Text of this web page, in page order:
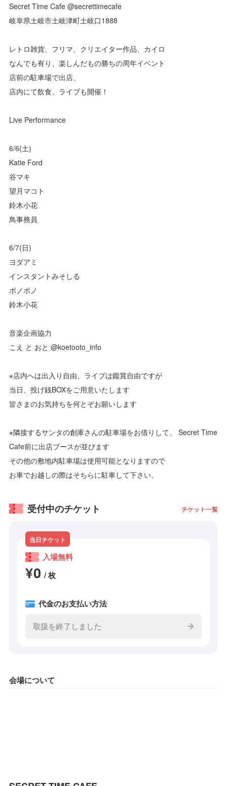
Secret Time Cafe @secrettimecafe
岐阜県土岐市土岐津町土岐口1888
レトロ雑貨、フリマ、クリエイター作品、カイロ
なんでも有り、楽しんだもの勝ちの周年イベント
店前の駐車場で出店、
店内にて飲食、ライブも開催！
Live Performance
6/6(土)
Katie Ford
谷マキ
望月マコト
鈴木小花
鳥事務員
6/7(日)
ヨダアミ
インスタントみそしる
ポノポノ
鈴木小花
音楽企画協力
こえ と おと @koetooto_info
※店内へは出入り自由、ライブは鑑賞自由ですが
当日、投げ銭BOXをご用意いたします
皆さまのお気持ちを何とぞお願いします
※隣接するサンタの創庫さんの駐車場をお借りして、 Secret Time
Cafe前に出店ブースが並びます
その他の敷地内駐車場は使用可能となりますので
お車でお越しの際はそちらに駐車して下さい。
受付中のチケット チケット一覧
当日チケット
入場無料
¥0 / 枚
代金のお支払い方法
取扱を終了しました
会場について